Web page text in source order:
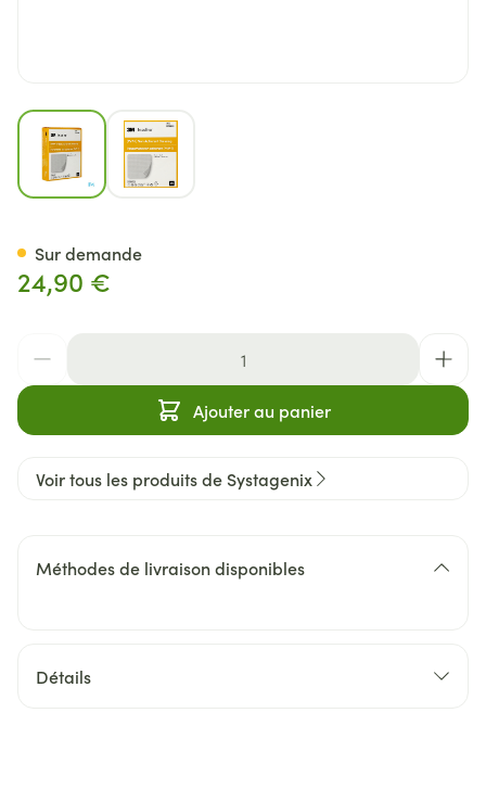
View larger imageView larger image
24,90 €
Ajouter au panier
Sur demande
Voir tous les produits de Systagenix
Méthodes de livraison disponibles
Détails